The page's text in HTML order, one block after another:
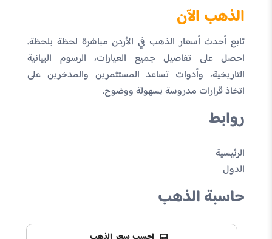
الذهب الآن
تابع أحدث أسعار الذهب في الأردن مباشرة لحظة بلحظة.
احصل على تفاصيل جميع العيارات، الرسوم البيانية
التاريخية، وأدوات تساعد المستثمرين والمدخرين على
اتخاذ قرارات مدروسة بسهولة ووضوح.
روابط
الرئيسية
الدول
حاسبة الذهب